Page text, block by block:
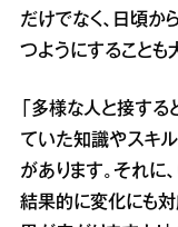
だけでなく、日頃か
つようにすることも
「多様な人と接す
ていた知識やスキ
があります。それに
結果的に変化にも対